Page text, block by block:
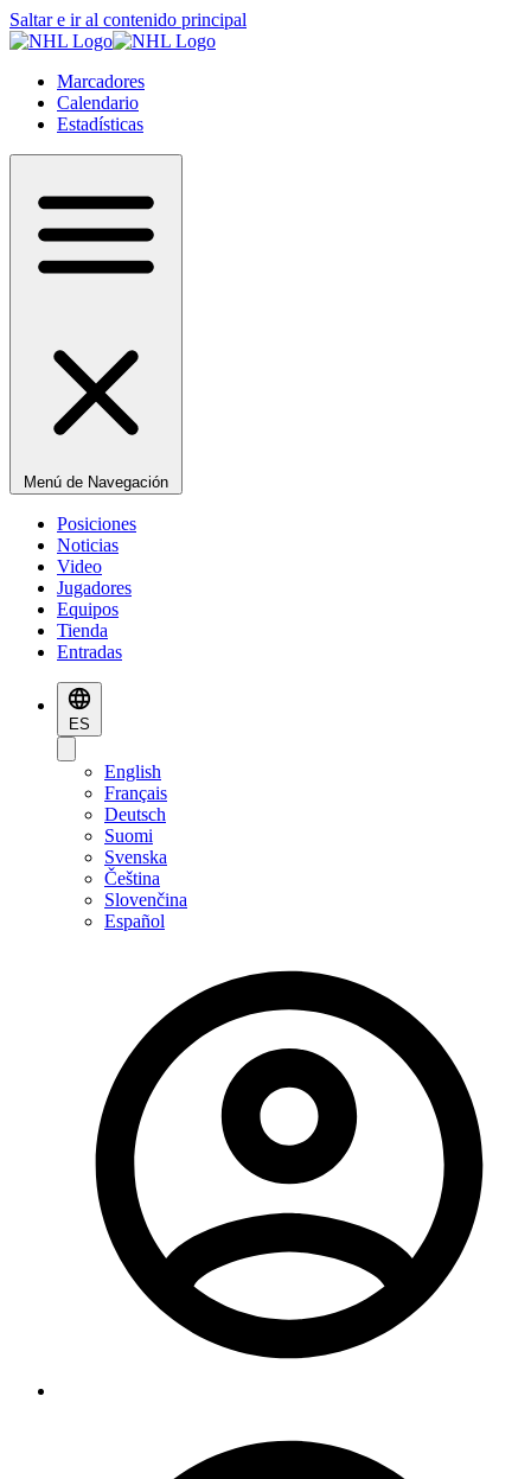
Saltar e ir al contenido principal
Marcadores
Calendario
Estadísticas
Menú de Navegación
Posiciones
Noticias
Video
Jugadores
Equipos
Tienda
Entradas
ES
English
Français
Deutsch
Suomi
Svenska
Čeština
Slovenčina
Español